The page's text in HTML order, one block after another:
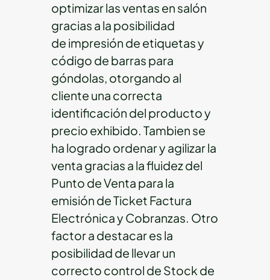
optimizar las ventas en salón
gracias a la posibilidad
de impresión de etiquetas y
código de barras para
góndolas, otorgando al
cliente una correcta
identificación del producto y
precio exhibido. Tambien se
ha logrado ordenar y agilizar la
venta gracias a la fluidez del
Punto de Venta para la
emisión de Ticket Factura
Electrónica y Cobranzas. Otro
factor a destacar es la
posibilidad de llevar un
correcto control de Stock de